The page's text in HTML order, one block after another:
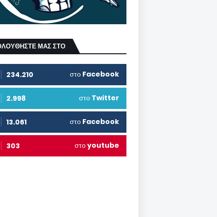
ΜΑΣ ΣΤΟ
234.210 στο Facebook
2.998 στο Twitter
13.061 στο Facebook
303 στοyoutube